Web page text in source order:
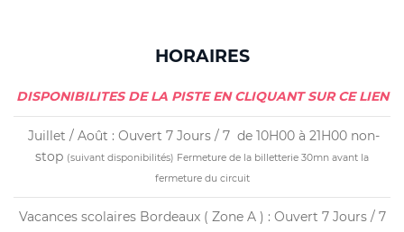
HORAIRES
DISPONIBILITES DE LA PISTE EN CLIQUANT SUR CE LIEN
Juillet / Août : Ouvert 7 Jours / 7 de 10H00 à 21H00 non-
stop (suivant disponibilités) Fermeture de la billetterie 30mn avant la
fermeture du circuit
Vacances scolaires Bordeaux ( Zone A ) : Ouvert 7 Jours / 7